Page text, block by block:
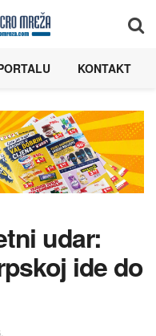
KONTAKT
udar:
ide do